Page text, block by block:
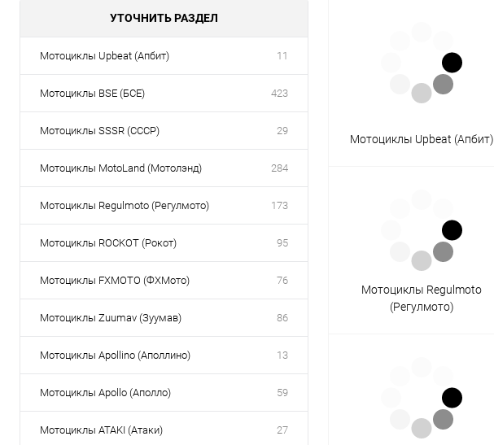
Товары первой необходимости
УТОЧНИТЬ РАЗДЕЛ
Мотоциклы Upbeat (Апбит) 11
Мотоциклы BSE (БСЕ) 423
Мотоциклы SSSR (СССР) 29
Мотоциклы MotoLand (Мотолэнд) 284
Мотоциклы Regulmoto (Регулмото) 173
Мотоциклы ROCKOT (Рокот) 95
Мотоциклы FXMOTO (ФХМото) 76
Мотоциклы Zuumav (Зуумав) 86
Мотоциклы Apollino (Аполлино) 13
Мотоциклы Apollo (Аполло) 59
Мотоциклы ATAKI (Атаки) 27
Мотоциклы Upbeat (Апбит)
Мотоциклы Regulmoto
(Регулмото)